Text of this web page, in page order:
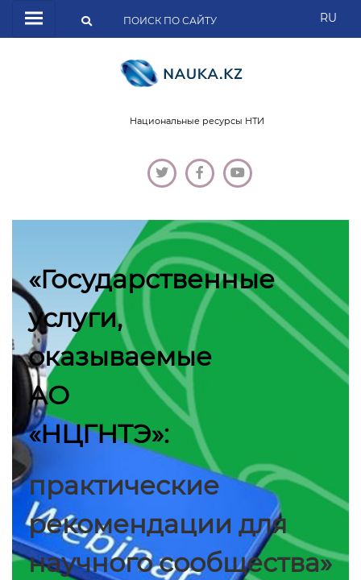
RU
Национальные ресурсы НТИ
«Государственные
услуги,
оказываемые
АО
«НЦГНТЭ»:
практические
рекомендации для
научного сообщества»